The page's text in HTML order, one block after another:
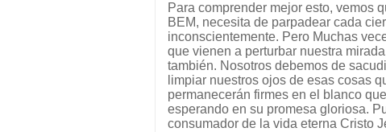
Para comprender mejor esto, vemos
BEM, necesita de parpadear cada
inconscientemente. Pero Muchas
que vienen a perturbar nuestra
también. Nosotros debemos de
limpiar nuestros ojos de esas cosas
permanecerán firmes en el blanco
esperando en su promesa gloriosa.
consumador de la vida eterna Cristo